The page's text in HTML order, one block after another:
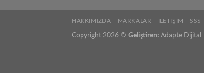
HAKKIMIZDA MARKALAR İLETIŞIM SSS
Copyright 2026 © Geliştiren: Adapte Dijital